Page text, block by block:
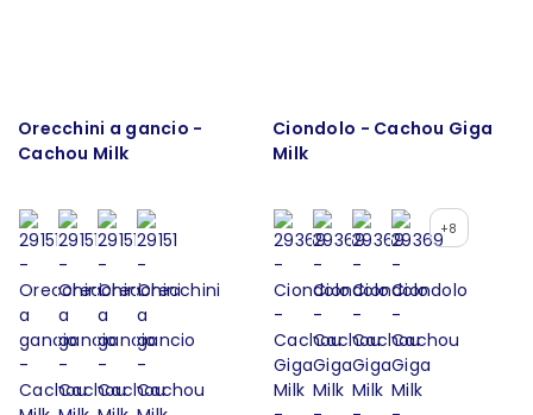
Orecchini a gancio -
Cachou Milk
Ciondolo - Cachou Giga
Milk
+8